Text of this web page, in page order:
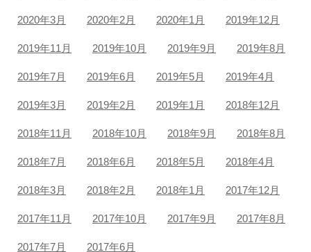
2020年3月 2020年2月 2020年1月 2019年12月
2019年11月 2019年10月 2019年9月 2019年8月
2019年7月 2019年6月 2019年5月 2019年4月
2019年3月 2019年2月 2019年1月 2018年12月
2018年11月 2018年10月 2018年9月 2018年8月
2018年7月 2018年6月 2018年5月 2018年4月
2018年3月 2018年2月 2018年1月 2017年12月
2017年11月 2017年10月 2017年9月 2017年8月
2017年7月 2017年6月